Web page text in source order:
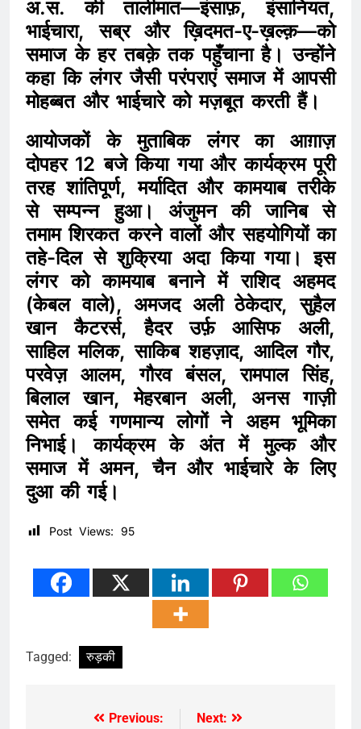
अ.स. की तालीमात—इंसाफ़, इंसानियत,
भाईचारा, सब्र और ख़िदमत-ए-ख़ल्क़—को
समाज के हर तबक़े तक पहुँचाना है। उन्होंने
कहा कि लंगर जैसी परंपराएं समाज में आपसी
मोहब्बत और भाईचारे को मज़बूत करती हैं।
आयोजकों के मुताबिक लंगर का आग़ाज़
दोपहर 12 बजे किया गया और कार्यक्रम पूरी
तरह शांतिपूर्ण, मर्यादित और कामयाब तरीके
से सम्पन्न हुआ। अंजुमन की जानिब से
तमाम शिरकत करने वालों और सहयोगियों का
तहे-दिल से शुक्रिया अदा किया गया। इस
लंगर को कामयाब बनाने में राशिद अहमद
(केबल वाले), अमजद अली ठेकेदार, सुहैल
खान कैटरर्स, हैदर उर्फ़ आसिफ अली,
साहिल मलिक, साकिब शहज़ाद, आदिल गौर,
परवेज़ आलम, गौरव बंसल, रामपाल सिंह,
बिलाल खान, मेहरबान अली, अनस गाज़ी
समेत कई गणमान्य लोगों ने अहम भूमिका
निभाई। कार्यक्रम के अंत में मुल्क और
समाज में अमन, चैन और भाईचारे के लिए
दुआ की गई।
Post Views: 95
Tagged: रुड़की
Previous:
Next: